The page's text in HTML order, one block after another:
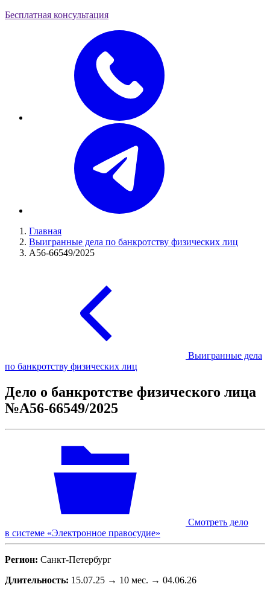
Бесплатная консультация
Главная
Выигранные дела по банкротству физических лиц
А56-66549/2025
Выигранные дела
по банкротству физических лиц
Дело о банкротстве физического лица
№А56-66549/2025
Смотреть дело
в системе «Электронное правосудие»
Регион: Санкт-Петербург
Длительность: 15.07.25 → 10 мес. → 04.06.26